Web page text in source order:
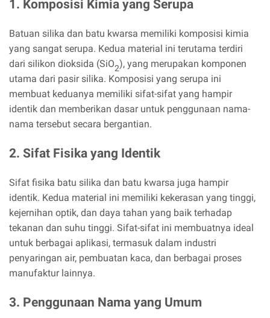
1. Komposisi Kimia yang Serupa
Batuan silika dan batu kwarsa memiliki komposisi kimia
yang sangat serupa. Kedua material ini terutama terdiri
dari silikon dioksida (SiO2), yang merupakan komponen
utama dari pasir silika. Komposisi yang serupa ini
membuat keduanya memiliki sifat-sifat yang hampir
identik dan memberikan dasar untuk penggunaan nama-
nama tersebut secara bergantian.
2. Sifat Fisika yang Identik
Sifat fisika batu silika dan batu kwarsa juga hampir
identik. Kedua material ini memiliki kekerasan yang tinggi,
kejernihan optik, dan daya tahan yang baik terhadap
tekanan dan suhu tinggi. Sifat-sifat ini membuatnya ideal
untuk berbagai aplikasi, termasuk dalam industri
penyaringan air, pembuatan kaca, dan berbagai proses
manufaktur lainnya.
3. Penggunaan Nama yang Umum